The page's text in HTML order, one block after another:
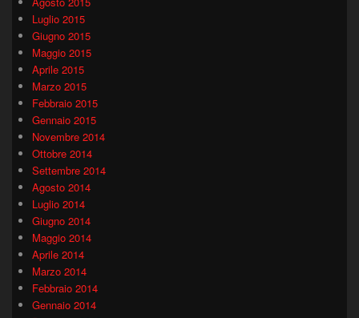
Luglio 2015
Giugno 2015
Maggio 2015
Aprile 2015
Marzo 2015
Febbraio 2015
Gennaio 2015
Novembre 2014
Ottobre 2014
Settembre 2014
Agosto 2014
Luglio 2014
Giugno 2014
Maggio 2014
Aprile 2014
Marzo 2014
Febbraio 2014
Gennaio 2014